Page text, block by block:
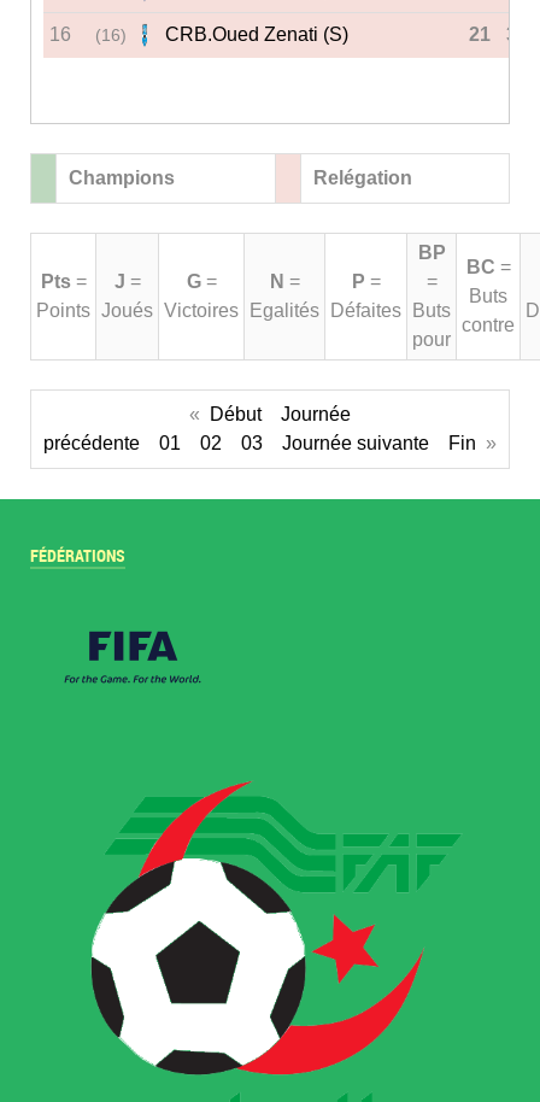
16 (16) CRB.Oued Zenati (S) 21 30
Champions Relégation
Pts=
Points
J =
Joués
G=
Victoires
N =
Egalités
P =
Défaites
BP
=
Buts
pour
BC =
Buts
contre
« Début
Journée
précédente
01 02 03 Journée suivante Fin »
FÉDÉRATIONS